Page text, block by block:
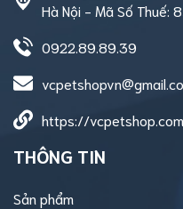
Hà Nội - Mã Số Thuế:
0922.89.89.39
https://vcpetshop.com
THÔNG TIN
Sản phẩm